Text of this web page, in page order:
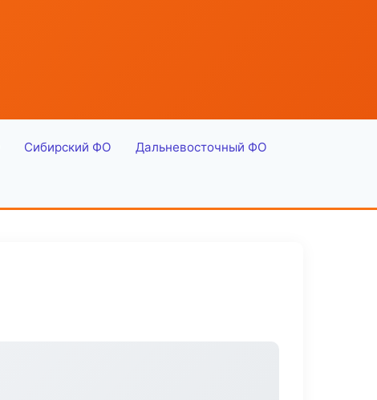
Сибирский ФО Дальневосточный ФО